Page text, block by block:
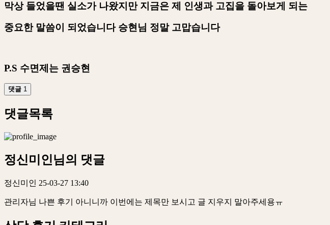
막상 들었을땐 실소가 나왔지만 지금은 제 인생과 고집을 돌아보게 되는
중요한 말씀이 되었습니다 승현님 정말 고맙습니다
P.S 수면제는 권승현
댓글 1
댓글목록
정신미인님의 댓글
정신미인 25-03-27 13:40
관리자님 나쁜 후기 아니니까 이번에는 제목만 보시고 글 지우지 말아주세용ㅠ